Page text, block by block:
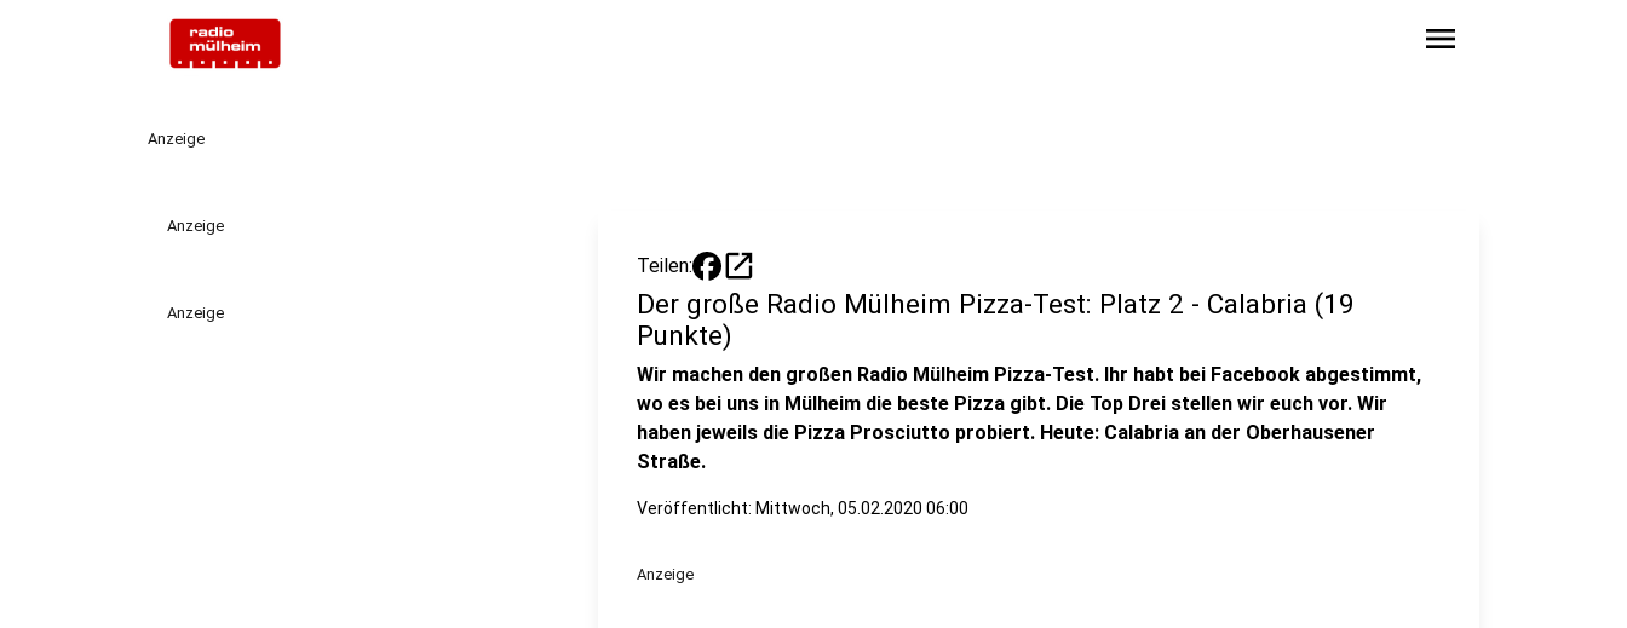
menu
Anzeige
Anzeige
Anzeige
Teilen: open_in_new
Der große Radio Mülheim Pizza-Test: Platz 2 - Calabria (19
Punkte)
Wir machen den großen Radio Mülheim Pizza-Test. Ihr habt bei Facebook abgestimmt,
wo es bei uns in Mülheim die beste Pizza gibt. Die Top Drei stellen wir euch vor. Wir
haben jeweils die Pizza Prosciutto probiert. Heute: Calabria an der Oberhausener
Straße.
Veröffentlicht: Mittwoch, 05.02.2020 06:00
Anzeige